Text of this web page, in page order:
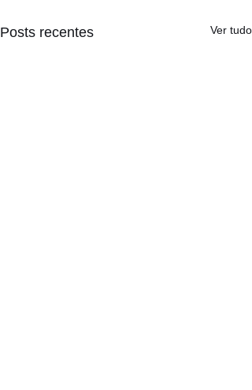
Posts recentes Ver tudo